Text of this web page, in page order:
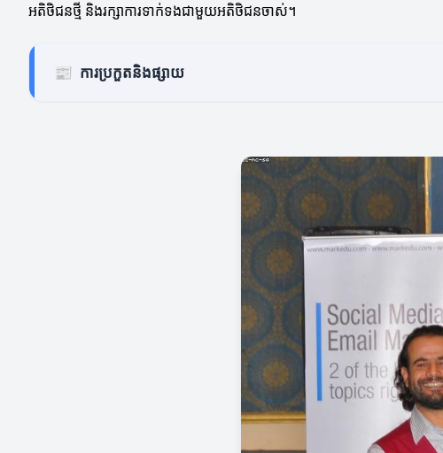
អតិថិជនថ្មី និងរក្សាការទាក់ទងជាមួយអតិថិជនចាស់។
📰 ការប្រកួតនិងផ្សាយ